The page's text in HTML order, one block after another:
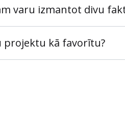
varu izmantot divu
projektu kā favorītu?